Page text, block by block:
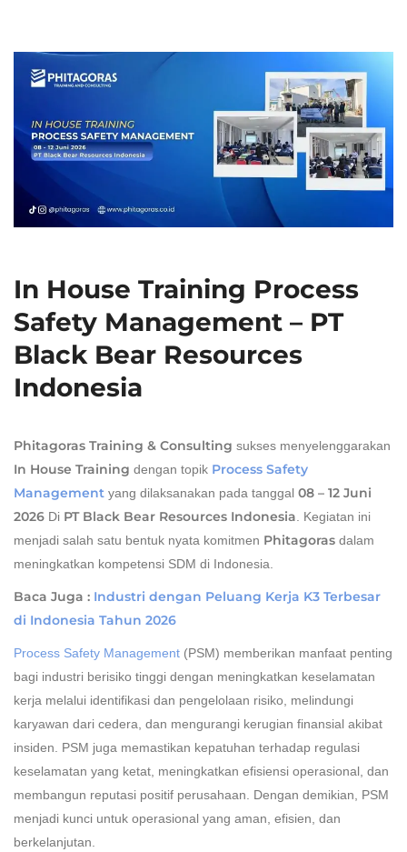
In House Training Process
Safety Management – PT
Black Bear Resources
Indonesia
Phitagoras Training & Consulting sukses menyelenggarakan
In House Training dengan topik Process Safety
Management yang dilaksanakan pada tanggal 08 – 12 Juni
2026 Di PT Black Bear Resources Indonesia. Kegiatan ini
menjadi salah satu bentuk nyata komitmen Phitagoras dalam
meningkatkan kompetensi SDM di Indonesia.
Baca Juga : Industri dengan Peluang Kerja K3 Terbesar
di Indonesia Tahun 2026
Process Safety Management (PSM) memberikan manfaat penting
bagi industri berisiko tinggi dengan meningkatkan keselamatan
kerja melalui identifikasi dan pengelolaan risiko, melindungi
karyawan dari cedera, dan mengurangi kerugian finansial akibat
insiden. PSM juga memastikan kepatuhan terhadap regulasi
keselamatan yang ketat, meningkatkan efisiensi operasional, dan
membangun reputasi positif perusahaan. Dengan demikian, PSM
menjadi kunci untuk operasional yang aman, efisien, dan
berkelanjutan.